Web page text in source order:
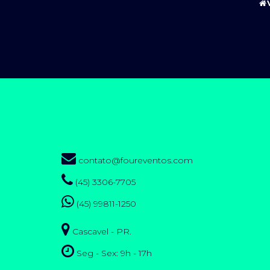
contato@foureventos.com
(45) 3306-7705
(45) 99811-1250
Cascavel - PR.
Seg - Sex: 9h - 17h